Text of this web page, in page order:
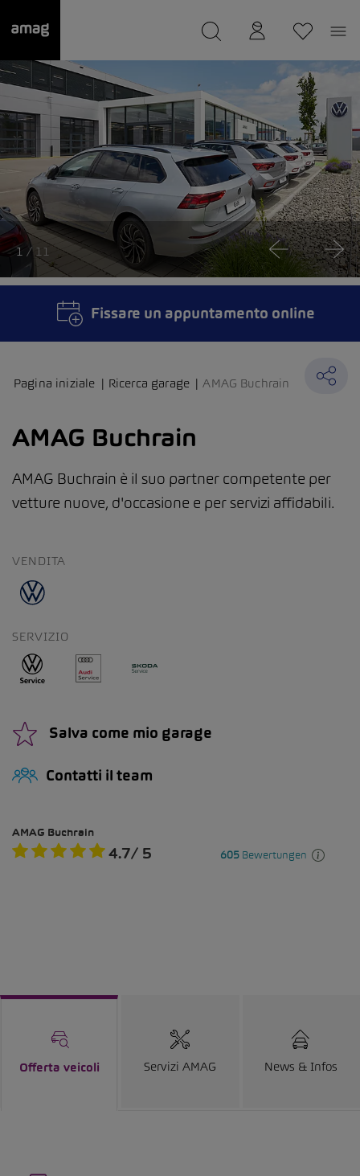
Il suo garage è stato salvato
Pagina iniziale Ricerca garage AMAG Buchrain
AMAG Buchrain
AMAG Buchrain è il suo partner competente per
vetture nuove, d'occasione e per servizi affidabili.
VENDITA
SERVIZIO
Salva come mio garage
Contatti il team
1 / 11
Fissare un appuntamento online
Offerta veicoli Servizi AMAG News & Infos